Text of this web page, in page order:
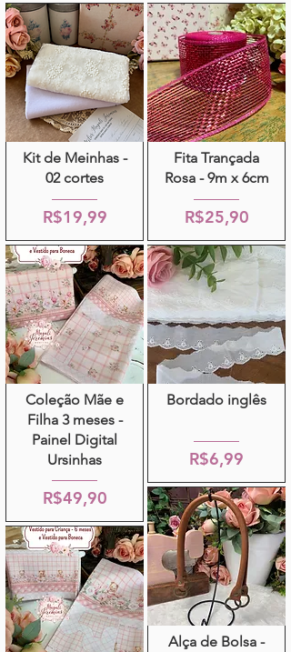
Kit de Meinhas -
02 cortes
R$19,99
Coleção Mãe e
Filha 3 meses -
Painel Digital
Ursinhas
R$49,90
Fita Trançada
Rosa - 9m x 6cm
R$25,90
Bordado inglês
R$6,99
Alça de Bolsa -